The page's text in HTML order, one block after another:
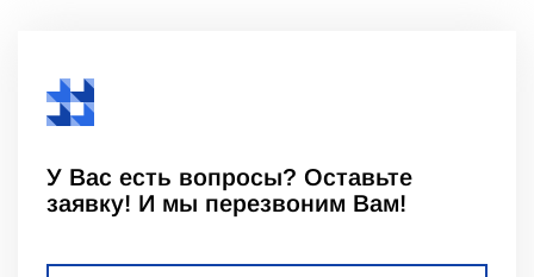
У Вас есть вопросы? Оставьте
заявку! И мы перезвоним Вам!